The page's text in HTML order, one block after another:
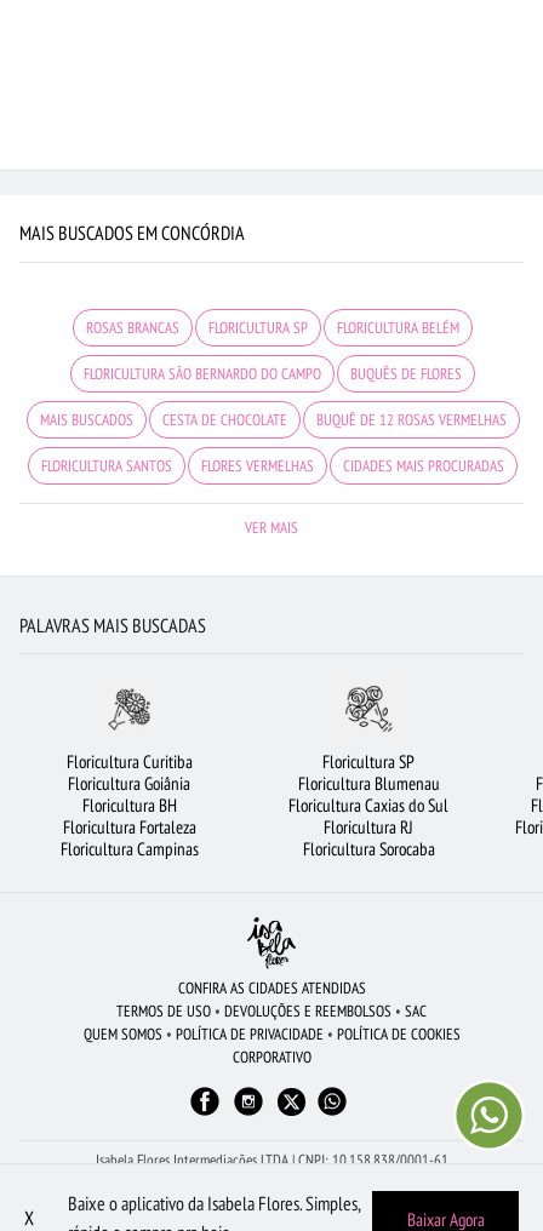
MAIS BUSCADOS EM CONCÓRDIA
ROSAS BRANCAS FLORICULTURA SP FLORICULTURA BELÉM
FLORICULTURA SÃO BERNARDO DO CAMPO BUQUÊS DE FLORES
MAIS BUSCADOS CESTA DE CHOCOLATE BUQUÊ DE 12 ROSAS VERMELHAS
FLORICULTURA SANTOS FLORES VERMELHAS CIDADES MAIS PROCURADAS
FLORICULTURA GUARULHOS CESTA DE CAFÉ DA MANHÃ
BUQUÊ DE 20 ROSAS VERMELHAS COROA DE FLORES CESTA DE FRUTAS
FLORICULTURA RIBEIRÃO PRETO FLORICULTURA MANAUS
FLORICULTURA PORTO ALEGRE
FLORICULTURA OSASCO
FLORICULTURA JUNDIAÍ URSO DE PELÚCIA FLORES FLORES COLORIDAS
FLORICULTURA GOIÂNIA
FLORES BRANCAS FLORICULTURA SANTO ANDRÉ
VER MAIS
PALAVRAS MAIS BUSCADAS
Floricultura Curitiba
Floricultura Goiânia
Floricultura BH
Floricultura Fortaleza
Floricultura Campinas
Floricultura SP
Floricultura Blumenau
Floricultura Caxias do Sul
Floricultura RJ
Floricultura Sorocaba
CONFIRA AS CIDADES ATENDIDAS
TERMOS DE USO • DEVOLUÇÕES E REEMBOLSOS • SAC
QUEM SOMOS • POLÍTICA DE PRIVACIDADE • POLÍTICA DE COOKIES
CORPORATIVO
Isabela Flores Intermediações LTDA | CNPJ: 10.158.838/0001-61
Peça pelo WhatsApp: (19) 98605-1504
X
Baixe o aplicativo da Isabela Flores. Simples,
Baixar Agora